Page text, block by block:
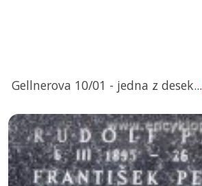
Gellnerova 10/01 - jedna z desek...